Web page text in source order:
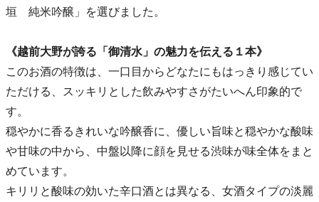
垣 純米吟醸」を選びました。
《越前大野が誇る「御清水」の魅力を伝える１本》
このお酒の特徴は、一口目からどなたにもはっきり感じてい
ただける、スッキリとした飲みやすさがたいへん印象的で
す。
穏やかに香るきれいな吟醸香に、優しい旨味と穏やかな酸味
や甘味の中から、中盤以降に顔を見せる渋味が味全体をまと
めています。
キリリと酸味の効いた辛口酒とは異なる、女酒タイプの淡麗